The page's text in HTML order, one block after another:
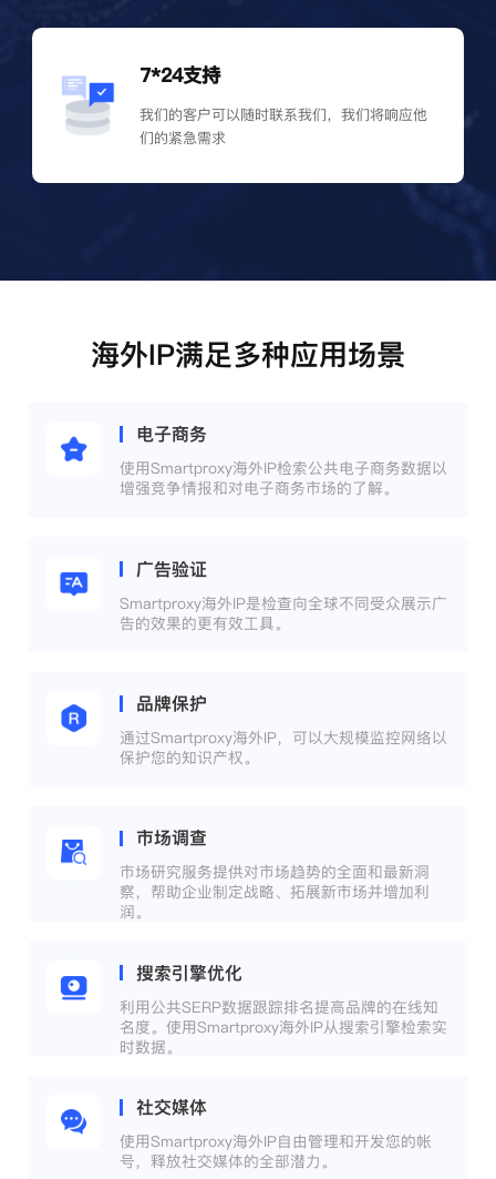
7*24支持
我们的客户可以随时联系我们，我们将响应他
们的紧急需求
海外IP满足多种应用场景
电子商务
使用Smartproxy海外IP检索公共电子商务数据以
增强竞争情报和对电子商务市场的了解。
广告验证
Smartproxy海外IP是检查向全球不同受众展示广
告的效果的更有效工具。
品牌保护
通过Smartproxy海外IP，可以大规模监控网络以
保护您的知识产权。
市场调查
市场研究服务提供对市场趋势的全面和最新洞
察，帮助企业制定战略、拓展新市场并增加利
润。
搜索引擎优化
利用公共SERP数据跟踪排名提高品牌的在线知
名度。使用Smartproxy海外IP从搜索引擎检索实
时数据。
社交媒体
使用Smartproxy海外IP自由管理和开发您的帐
号，释放社交媒体的全部潜力。